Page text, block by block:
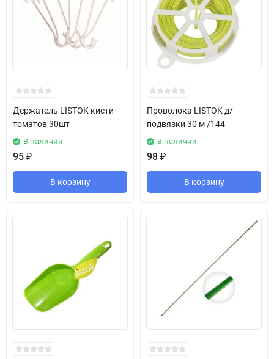
Держатель LISTOK кисти
томатов 30шт
В наличии
95 ₽
В корзину
Проволока LISTOK д/
подвязки 30 м /144
В наличии
98 ₽
В корзину